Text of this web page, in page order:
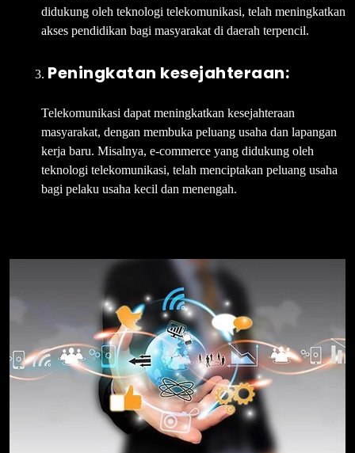
didukung oleh teknologi telekomunikasi, telah meningkatkan
akses pendidikan bagi masyarakat di daerah terpencil.
Peningkatan kesejahteraan:
Telekomunikasi dapat meningkatkan kesejahteraan
masyarakat, dengan membuka peluang usaha dan lapangan
kerja baru. Misalnya, e-commerce yang didukung oleh
teknologi telekomunikasi, telah menciptakan peluang usaha
bagi pelaku usaha kecil dan menengah.